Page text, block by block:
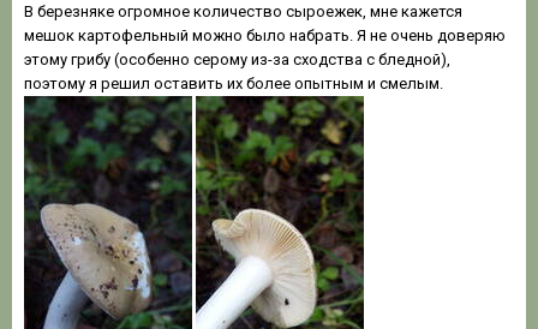
В березняке огромное количество сыроежек, мне кажется
мешок картофельный можно было набрать. Я не очень доверяю
этому грибу (особенно серому из-за сходства с бледной),
поэтому я решил оставить их более опытным и смелым.